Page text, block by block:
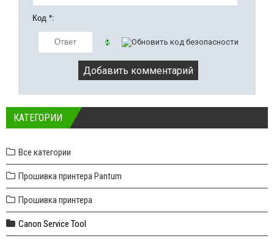
Код *:
КАТЕГОРИИ
Все категории
Прошивка принтера Pantum
Прошивка принтера
Canon Service Tool